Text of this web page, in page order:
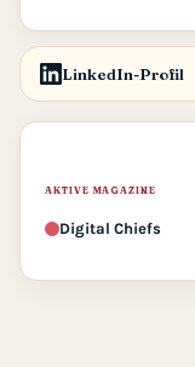
LinkedIn-Profil
AKTIVE MAGAZINE
Digital Chiefs